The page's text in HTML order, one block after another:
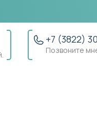
+7 (3822)
Позвоните